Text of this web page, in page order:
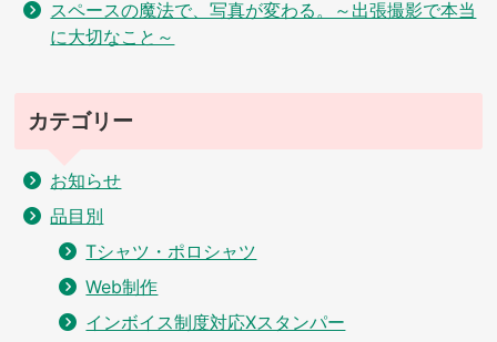
スペースの魔法で、写真が変わる。～出張撮影で本当
に大切なこと～
カテゴリー
お知らせ
品目別
Tシャツ・ポロシャツ
Web制作
インボイス制度対応Xスタンパー